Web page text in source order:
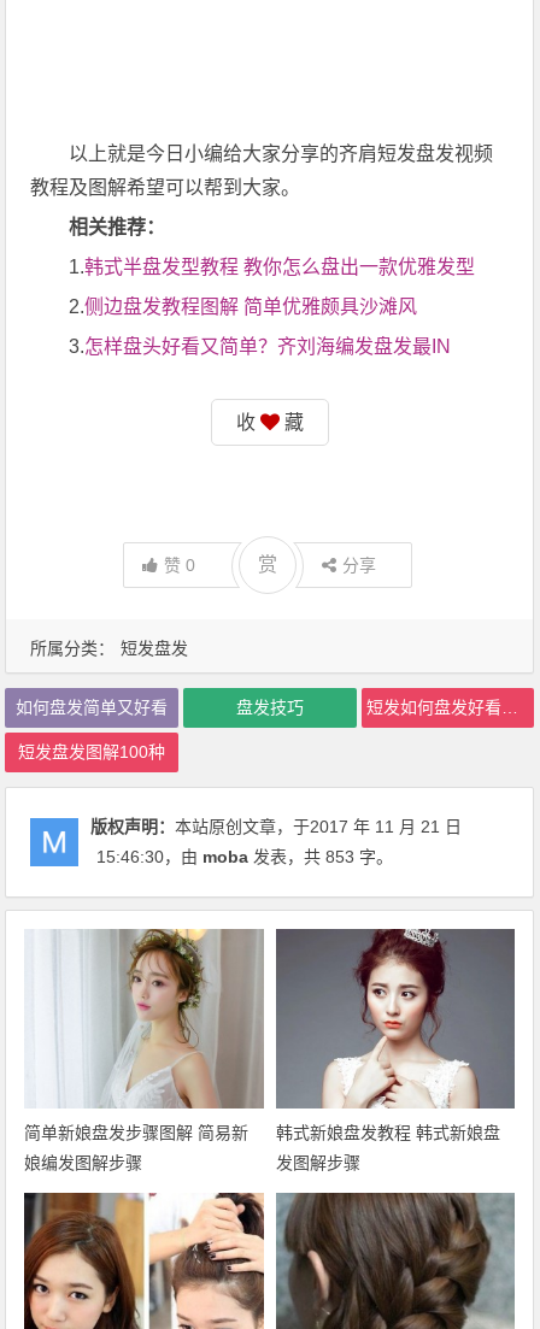
所属分类： 短发盘发
以上就是今日小编给大家分享的齐肩短发盘发视频
教程及图解希望可以帮到大家。
相关推荐：
1.韩式半盘发型教程 教你怎么盘出一款优雅发型
2.侧边盘发教程图解 简单优雅颇具沙滩风
3.怎样盘头好看又简单？齐刘海编发盘发最IN
收 藏
赞0 赏 分享
如何盘发简单又好看 盘发技巧 短发如何盘发好看图解
短发盘发图解100种
版权声明：本站原创文章，于2017 年 11 月 21 日
15:46:30，由 moba 发表，共 853 字。
简单新娘盘发步骤图解 简易新
娘编发图解步骤
韩式新娘盘发教程 韩式新娘盘
发图解步骤